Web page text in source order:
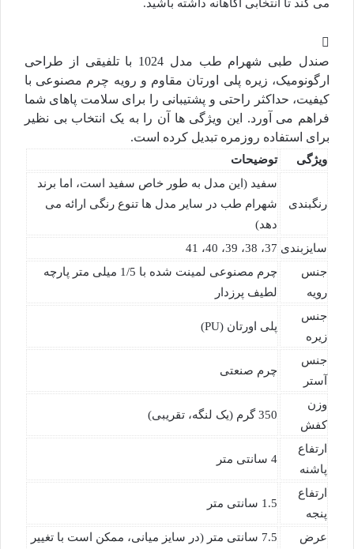
می کند تا انتخابی آگاهانه داشته باشید.
صندل طبی شهرام طب مدل 1024 با تلفیقی از طراحی
ارگونومیک، زیره پلی اورتان مقاوم و رویه چرم مصنوعی با
کیفیت، حداکثر راحتی و پشتیبانی را برای سلامت پاهای شما
فراهم می آورد. این ویژگی ها آن را به یک انتخاب بی نظیر
برای استفاده روزمره تبدیل کرده است.
ویژگی توضیحات
رنگبندی
سفید (این مدل به طور خاص سفید است، اما برند
شهرام طب در سایر مدل ها تنوع رنگی ارائه می
دهد)
سایزبندی 37، 38، 39، 40، 41
جنس
رویه
چرم مصنوعی لمینت شده با 1/5 میلی متر پارچه
لطیف پرزدار
جنس
زیره
پلی اورتان (PU)
جنس
آستر
چرم صنعتی
وزن
کفش
350 گرم (یک لنگه، تقریبی)
ارتفاع
پاشنه
4 سانتی متر
ارتفاع
پنجه
1.5 سانتی متر
عرض
7.5 سانتی متر (در سایز میانی، ممکن است با تغییر